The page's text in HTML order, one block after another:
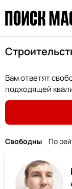
Вам ответят
подходящей
Свободны По